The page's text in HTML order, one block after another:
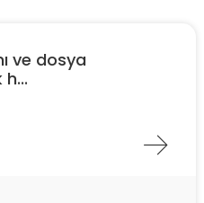
ve dosya